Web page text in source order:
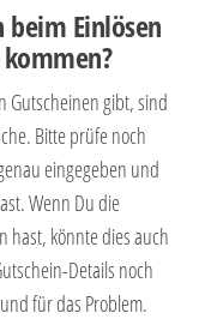
Einlösen
Gutscheinen gibt, sind
Bitte prüfe noch
eingegeben und
Wenn Du die
hast, könnte dies auch
Details noch
für das Problem.